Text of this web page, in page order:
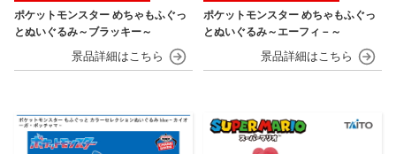
ポケットモンスター めちゃもふぐっ
とぬいぐるみ～ブラッキー～
ポケットモンスター めちゃもふぐっ
とぬいぐるみ～エーフィ－～